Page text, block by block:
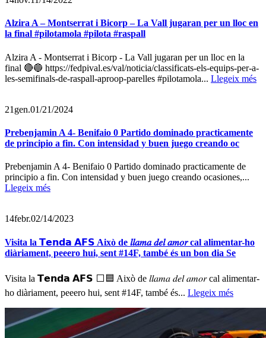
Alzira A – Montserrat i Bicorp – La Vall jugaran per un lloc en
la final #pilotamola #pilota #raspall
Alzira A - Montserrat i Bicorp - La Vall jugaran per un lloc en la
final 🔴🔵 https://fedpival.es/val/noticia/classificats-els-equips-per-a-
les-semifinals-de-raspall-aproop-parelles #pilotamola... Llegeix més
21 gen.01/21/2024
Prebenjamin A 4- Benifaio 0 Partido dominado practicamente
de principio a fin. Con intensidad y buen juego creando oc
Prebenjamin A 4- Benifaio 0 Partido dominado practicamente de
principio a fin. Con intensidad y buen juego creando ocasiones,...
Llegeix més
14febr.02/14/2023
Visita la 𝗧𝗲𝗻𝗱𝗮 𝗔𝗙𝗦 Això de 𝑙𝑙𝑎𝑚𝑎 𝑑𝑒𝑙 𝑎𝑚𝑜𝑟 cal alimentar-ho
diàriament, peeero hui, sent #14F, també és un bon dia Se
Visita la 𝗧𝗲𝗻𝗱𝗮 𝗔𝗙𝗦 ⬜️🟦 Això de 𝑙𝑙𝑎𝑚𝑎 𝑑𝑒𝑙 𝑎𝑚𝑜𝑟 cal alimentar-
ho diàriament, peeero hui, sent #14F, també és... Llegeix més